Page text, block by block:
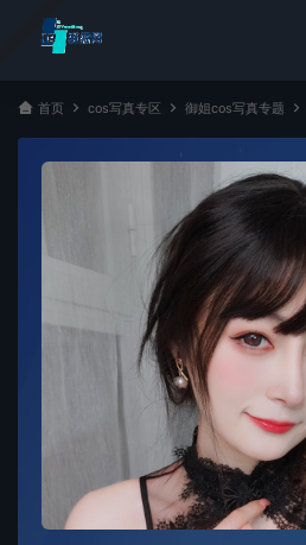
首页 cos写真专区 御姐cos写真专题